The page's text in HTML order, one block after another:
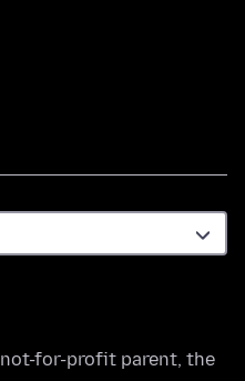
not-for-profit parent, the